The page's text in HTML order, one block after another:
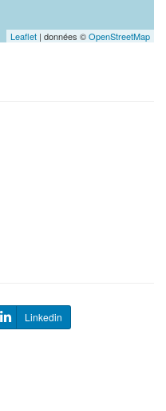
Leaflet | données ©OpenStreetMap
Linkedin